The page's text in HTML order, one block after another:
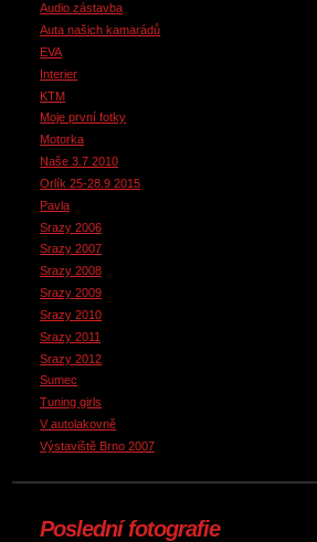
Audio zástavba
Auta našich kamarádů
EVA
Interier
KTM
Moje první fotky
Motorka
Naše 3.7 2010
Orlík 25-28.9 2015
Pavla
Srazy 2006
Srazy 2007
Srazy 2008
Srazy 2009
Srazy 2010
Srazy 2011
Srazy 2012
Sumec
Tuning girls
V autolakovně
Výstaviště Brno 2007
Poslední fotografie